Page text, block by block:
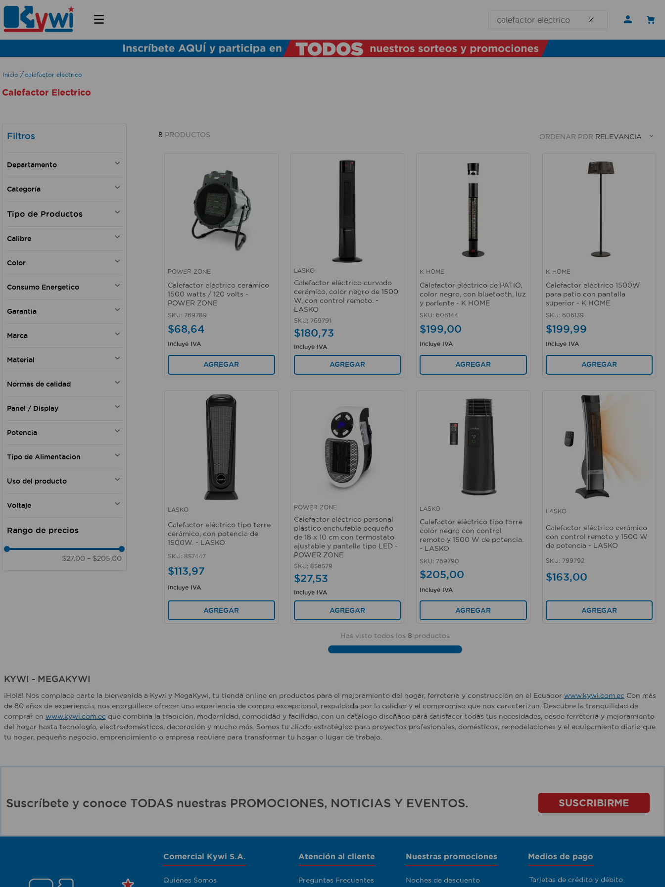
calefactor electrico
Calefactor Electrico
Filtros
Departamento
Categoría
GENERAL
Calibre
Color
Negro - Plateado
Consumo Energetico
DC
Garantia
Marca
K HOME
Material
Metal
Plástico - Metal
Normas de calidad
NOM - INTERTEK
Panel / Display
Potencia
1500W
Tipo de Alimentacion
Uso del producto
Doméstico - Comercial
Voltaje
120 V
$27,00 – $205,00
8 PRODUCTOS ORDENAR POR RELEVANCIA
Vista rápida
POWER ZONE
Calefactor eléctrico cerámico
1500 watts / 120 volts -
POWER ZONE
SKU: 769789
$68,64
Incluye IVA
AGREGAR
LASKO
Calefactor eléctrico curvado
cerámico, color negro de 1500
W, con control remoto. -
LASKO
SKU: 769791
$180,73
Incluye IVA
AGREGAR
Vista rápida
K HOME
Calefactor eléctrico de PATIO,
color negro, con bluetooth, luz
y parlante - K HOME
SKU: 606144
$199,00
Incluye IVA
AGREGAR
Vista rápida
K HOME
Calefactor eléctrico 1500W
para patio con pantalla
superior - K HOME
SKU: 606139
$199,99
Incluye IVA
AGREGAR
Vista rápida
LASKO
Calefactor eléctrico tipo torre
cerámico, con potencia de
1500W. - LASKO
SKU: 857447
$113,97
Incluye IVA
AGREGAR
POWER ZONE
Calefactor eléctrico personal
plástico enchufable pequeño
de 18 x 10 cm con termostato
ajustable y pantalla tipo LED -
POWER ZONE
SKU: 856579
$27,53
Incluye IVA
AGREGAR
Vista rápida
LASKO
Calefactor eléctrico tipo torre
color negro con control
remoto y 1500 W de potencia.
- LASKO
SKU: 769790
$205,00
Incluye IVA
AGREGAR
Vista rápida
LASKO
Calefactor eléctrico cerámico
con control remoto y 1500 W
de potencia - LASKO
SKU: 799792
$163,00
AGREGAR
Has visto todos los 8 productos
KYWI - MEGAKYWI
¡Hola! Nos complace darte la bienvenida a Kywi y MegaKywi, tu tienda online en productos para el mejoramiento del hogar, ferretería y construcción en el Ecuador www.kywi.com.ec Con más
de 80 años de experiencia, nos enorgullece ofrecer una experiencia de compra excepcional, respaldada por la calidad y el compromiso que nos caracterizan. Descubre la tranquilidad de
comprar en www.kywi.com.ec que combina la tradición, modernidad, comodidad y facilidad, con un catálogo diseñado para satisfacer todas tus necesidades, desde ferretería y mejoramiento
del hogar hasta tecnología, electrodomésticos, decoración y mucho más. Somos tu aliado estratégico para proyectos profesionales, domésticos, remodelaciones y el equipamiento diario que
tu hogar, pequeño negocio, emprendimiento o empresa requiere para transformar tu hogar o lugar de trabajo.
Suscríbete y conoce TODAS nuestras PROMOCIONES, NOTICIAS Y EVENTOS. SUSCRIBIRME
Comercial Kywi S.A.
Quiénes Somos
Atención al cliente
Preguntas Frecuentes
Nuestras promociones
Noches de descuento
Medios de pago
Tarjetas de crédito y débito